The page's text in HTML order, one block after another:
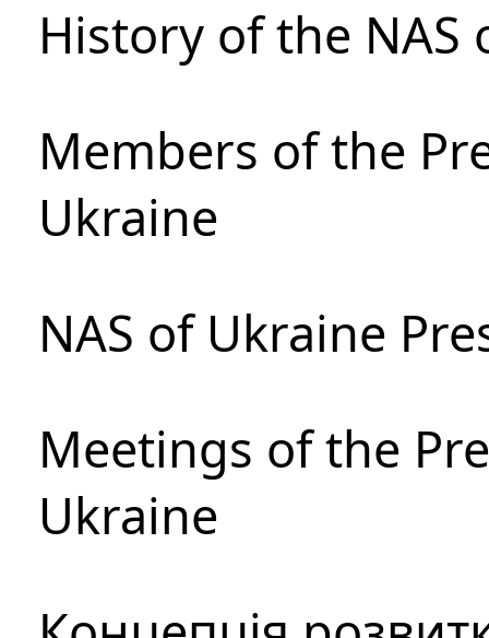
History of the NAS
Members of the
Ukraine
NAS of Ukraine
Meetings of the
Ukraine